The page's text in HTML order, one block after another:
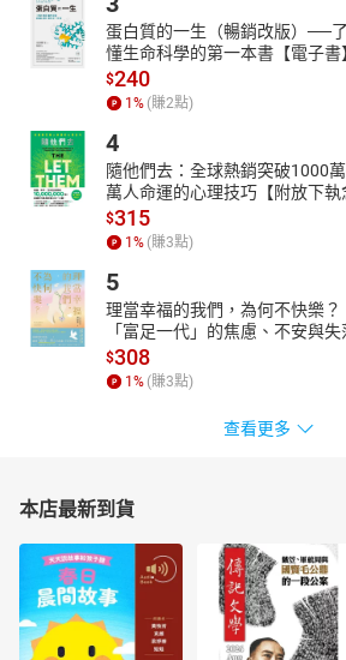
蛋白質的一生（暢銷改版）──
懂生命科學的第一本書【電子書
$240
1% (賺2點)
4
隨他們去：全球熱銷突破1000
萬人命運的心理技巧【附放下
書】
$315
1% (賺3點)
5
理當幸福的我們，為何不快樂
「富足一代」的焦慮、不安與失
$308
1% (賺3點)
查看更多
本店最新到貨